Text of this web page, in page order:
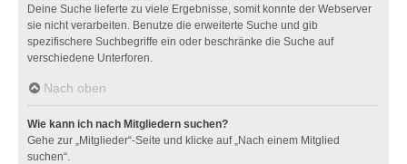
Deine Suche lieferte zu viele Ergebnisse, somit konnte der Webserver
sie nicht verarbeiten. Benutze die erweiterte Suche und gib
spezifischere Suchbegriffe ein oder beschränke die Suche auf
verschiedene Unterforen.
Nach oben
Wie kann ich nach Mitgliedern suchen?
Gehe zur „Mitglieder“-Seite und klicke auf „Nach einem Mitglied
suchen“.